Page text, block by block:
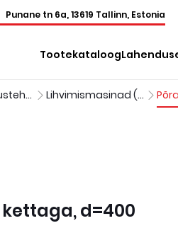
Punane tn 6a, 13619 Tallinn, Estonia
Tootekataloog
Betoonitöötlustehnika Lihvimismasinad (ABS)
d=400